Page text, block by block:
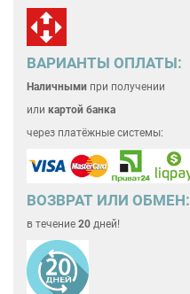
ВАРИАНТЫ ОПЛАТЫ:
Наличными при получении
или картой банка
через платёжные системы:
ВОЗВРАТ ИЛИ ОБМЕН:
в течение 20 дней!